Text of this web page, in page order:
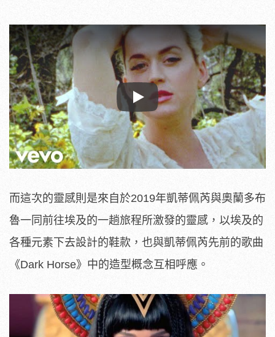
Play
而這次的靈感則是來自於2019年凱蒂佩芮與奧蘭多布
魯一同前往埃及的一趟旅程所激發的靈感，以埃及的
各種元素下去設計的鞋款，也與凱蒂佩芮先前的歌曲
《Dark Horse》中的造型概念互相呼應。